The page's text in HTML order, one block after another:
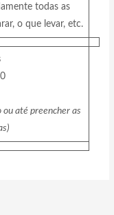
todas as
o que levar, etc.
ou até preencher as